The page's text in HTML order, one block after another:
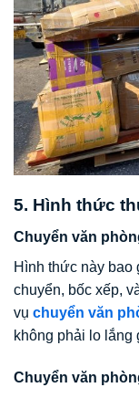
5. Hình thức
Chuyển văn
Hình thức này bao
chuyển, bốc xếp,
vụ chuyển văn
không phải lo lắng
Chuyển văn